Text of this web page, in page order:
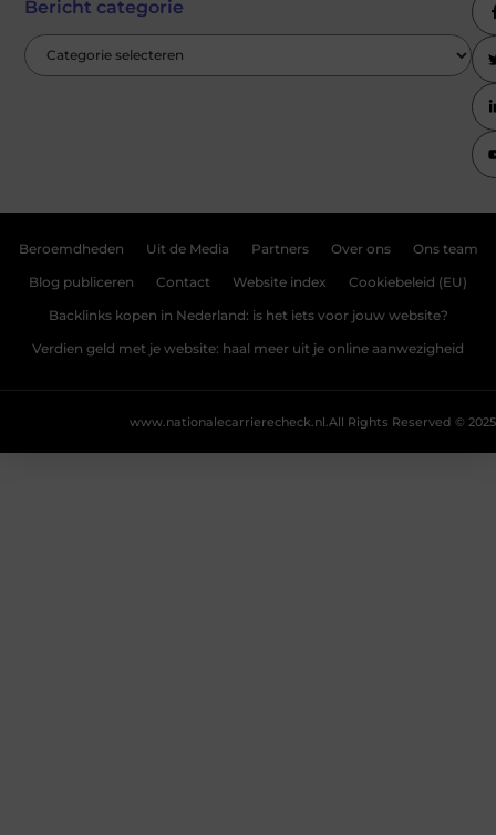
Bericht categorie
Beroemdheden Uit de Media Partners Over ons Ons team
Blog publiceren Contact Website index Cookiebeleid (EU)
Backlinks kopen in Nederland: is het iets voor jouw website?
Verdien geld met je website: haal meer uit je online aanwezigheid
All Rights Reserved © 2025
www.nationalecarrierecheck.nl.